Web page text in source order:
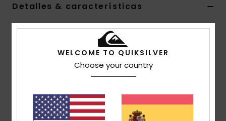
Detalles & características
Botas con cordones Marrón Hombre
Código de color
forro polar cálido
Suela:suela de goma resistente para mayor
WELCOME TO QUIKSILVER
Choose your country